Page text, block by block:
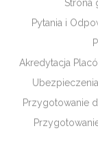
Strona
Pytania i
Akredytacja
Ubezpieczenia
Przygotowanie